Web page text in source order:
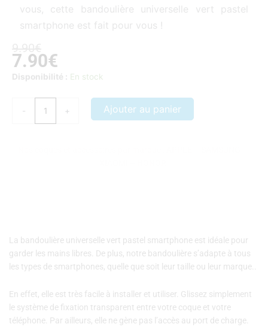
vous, cette bandoulière universelle vert pastel
smartphone est fait pour vous !
prix
initial
9.90€.
7.90€
prix
actuel
7.90€.
Disponibilité : En stock
-
quantité
universelle
+ Ajouter au panier
La bandoulière universelle vert pastel smartphone est idéale pour
garder les mains libres. De plus, notre bandoulière s’adapte à tous
les types de smartphones, quelle que soit leur taille ou leur marque..
En effet, elle est très facile à installer et utiliser. Glissez simplement
le système de fixation transparent entre votre coque et votre
téléphone. Par ailleurs, elle ne gène pas l’accès au port de charge.